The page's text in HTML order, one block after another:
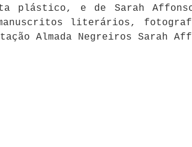
e de Sarah Affonso
literários,
Almada Negreiros Sarah